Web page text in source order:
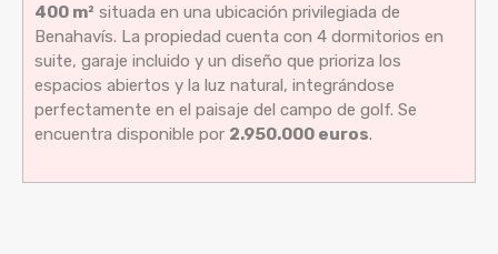
400 m² situada en una ubicación privilegiada de
Benahavís. La propiedad cuenta con 4 dormitorios en
suite, garaje incluido y un diseño que prioriza los
espacios abiertos y la luz natural, integrándose
perfectamente en el paisaje del campo de golf. Se
encuentra disponible por 2.950.000 euros.